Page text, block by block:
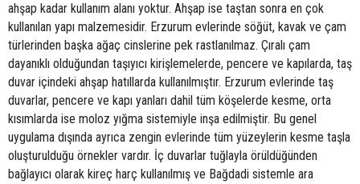
ahşap kadar kullanım alanı yoktur. Ahşap ise taştan sonra en çok
kullanılan yapı malzemesidir. Erzurum evlerinde söğüt, kavak ve çam
türlerinden başka ağaç cinslerine pek rastlanılmaz. Çıralı çam
dayanıklı olduğundan taşıyıcı kirişlemelerde, pencere ve kapılarda, taş
duvar içindeki ahşap hatıllarda kullanılmıştır. Erzurum evlerinde taş
duvarlar, pencere ve kapı yanları dahil tüm köşelerde kesme, orta
kısımlarda ise moloz yığma sistemiyle inşa edilmiştir. Bu genel
uygulama dışında ayrıca zengin evlerinde tüm yüzeylerin kesme taşla
oluşturulduğu örnekler vardır. İç duvarlar tuğlayla örüldüğünden
bağlayıcı olarak kireç harç kullanılmış ve Bağdadi sistemle ara